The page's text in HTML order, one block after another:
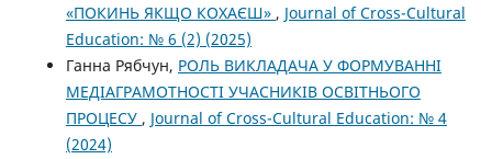
«ПОКИНЬ ЯКЩО КОХАЄШ» , Journal of Cross-Cultural
Education: № 6 (2) (2025)
Ганна Рябчун, РОЛЬ ВИКЛАДАЧА У ФОРМУВАННІ
МЕДІАГРАМОТНОСТІ УЧАСНИКІВ ОСВІТНЬОГО
ПРОЦЕСУ , Journal of Cross-Cultural Education: № 4
(2024)